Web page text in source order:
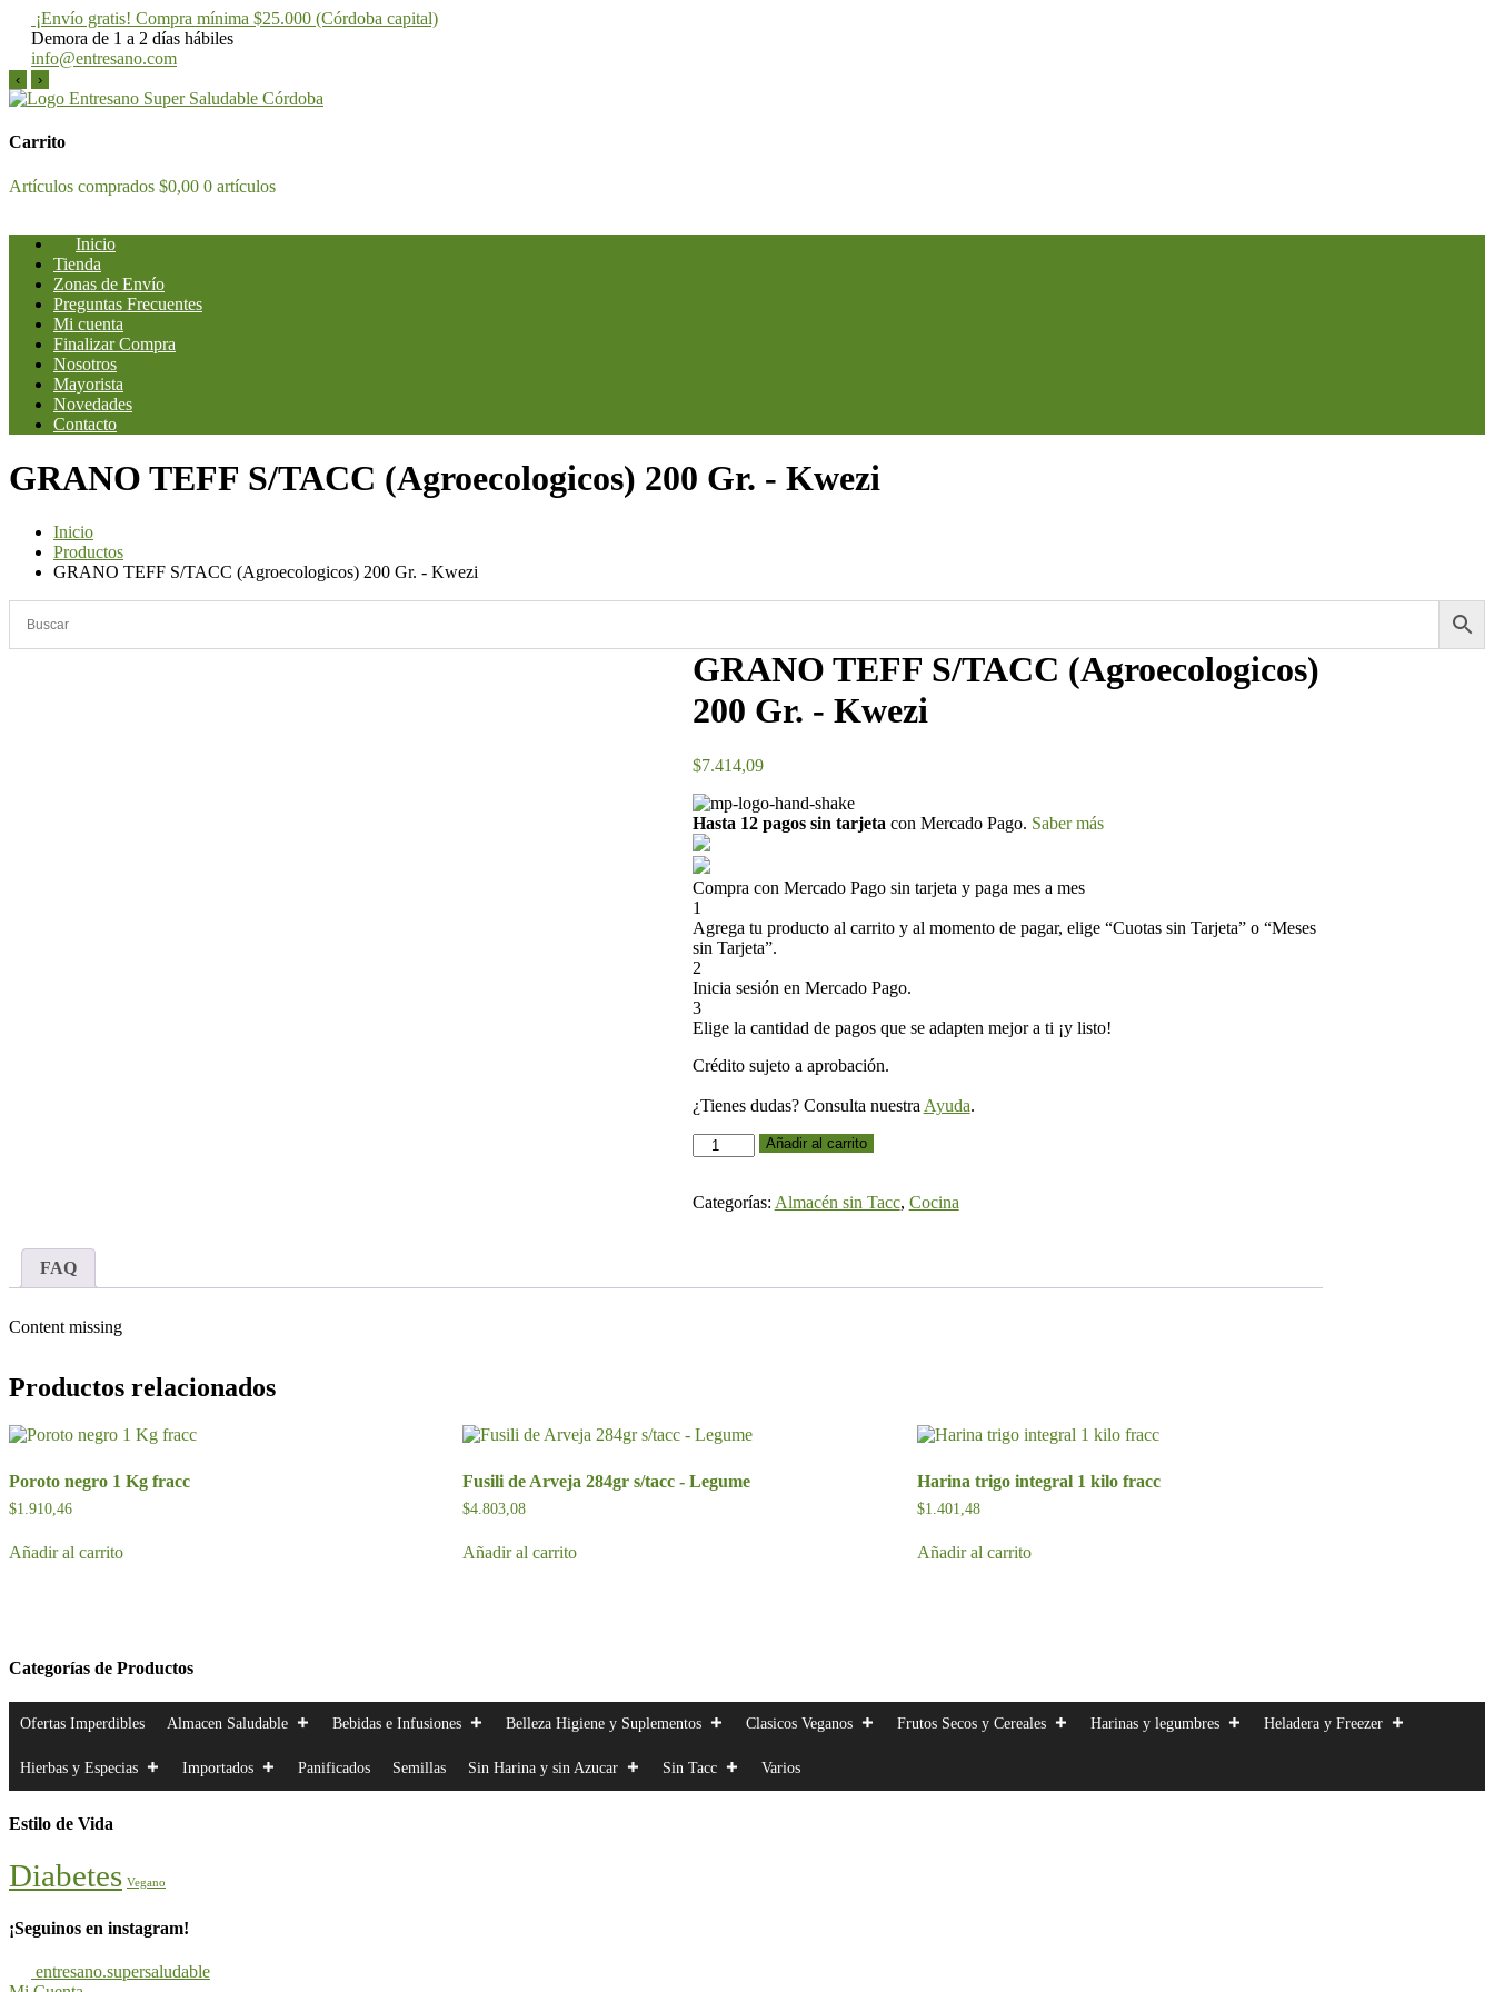
¡Envío gratis! Compra mínima $25.000 (Córdoba capital)
Demora de 1 a 2 días hábiles
info@entresano.com
‹ ›
Saltar
contenido
Entresano
Supermercado Saludable
Carrito
Artículos comprados $0,00 0 artículos
Inicio
Tienda
Zonas de Envío
Preguntas Frecuentes
Mi cuenta
Finalizar Compra
Nosotros
Mayorista
Novedades
Contacto
GRANO TEFF S/TACC (Agroecologicos) 200 Gr. - Kwezi
Inicio
Productos
GRANO TEFF S/TACC (Agroecologicos) 200 Gr. - Kwezi
GRANO TEFF S/TACC (Agroecologicos)
200 Gr. - Kwezi
$7.414,09
Hasta 12 pagos sin tarjeta con Mercado Pago. Saber más
Compra con Mercado Pago sin tarjeta y paga mes a mes
1
Agrega tu producto al carrito y al momento de pagar, elige “Cuotas sin Tarjeta” o “Meses
sin Tarjeta”.
2
Inicia sesión en Mercado Pago.
3
Elige la cantidad de pagos que se adapten mejor a ti ¡y listo!
Crédito sujeto a aprobación.
¿Tienes dudas? Consulta nuestra Ayuda.
GRANO
TEFF
(Agroecologicos)
Añadir al carrito
Categorías: Almacén sin Tacc, Cocina
FAQ
Content missing
Productos relacionados
Poroto negro 1 Kg fracc
$1.910,46
Añadir al carrito
Fusili de Arveja 284gr s/tacc - Legume
$4.803,08
Añadir al carrito
Harina trigo integral 1 kilo fracc
$1.401,48
Añadir al carrito
Categorías de Productos
Ofertas Imperdibles Almacen Saludable Bebidas e Infusiones Belleza Higiene y Suplementos Clasicos Veganos Frutos Secos y Cereales Harinas y legumbres Heladera y Freezer
Hierbas y Especias Importados Panificados Semillas Sin Harina y sin Azucar Sin Tacc Varios
Estilo de Vida
Diabetes Vegano
¡Seguinos en instagram!
entresano.supersaludable